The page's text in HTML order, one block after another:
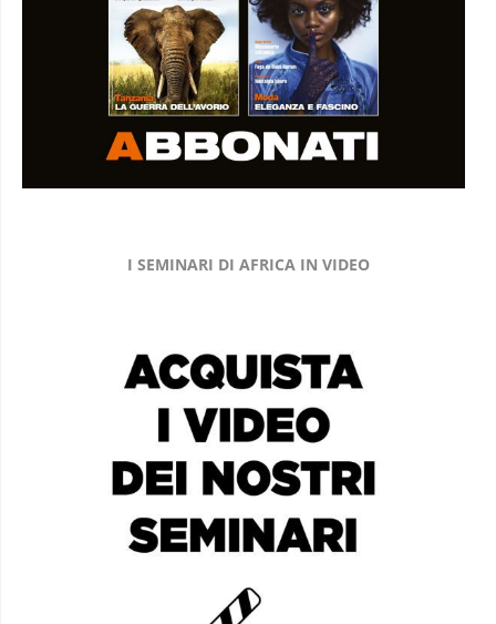
I SEMINARI DI AFRICA IN VIDEO